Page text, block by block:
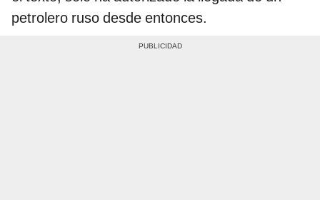
petrolero ruso desde entonces.